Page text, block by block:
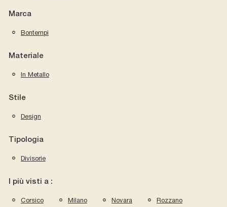
Marca
Bontempi
Materiale
In Metallo
Stile
Design
Tipologia
Divisorie
I più visti a :
Corsico Milano Novara Rozzano